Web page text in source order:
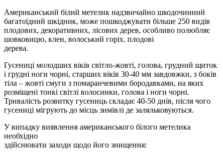
Американський білий метелик надзвичайно шкодочинний
багатоїдний шкідник, може пошкоджувати більше 250 видів
плодових, декоративних, лісових дерев, особливо полюбляє
шовковицю, клен, волоський горіх. плодові
дерева.
Гусениці молодших віків світло-жовті, голова, грудний щиток
і грудні ноги чорні, старших віків 30-40 мм завдовжки, з боків
тіла – жовті смуги з помаранчевими бородавками, на яких
розміщені тонкі світлі волосинки, голова і ноги чорні.
Тривалість розвитку гусениць складає 40-50 днів, після чого
гусениці мігрують до місць зимівлі де заляльковуються.
У випадку виявлення американського білого метелика
необхідно
здійснювати заходи щодо його знищення: